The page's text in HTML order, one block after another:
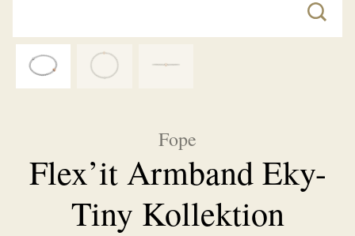
Fope
Flex’it Armband Eky-
Tiny Kollektion